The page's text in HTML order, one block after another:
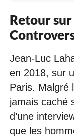
Retour
Jean-Luc
en 2018, sur
Paris. Malgré
jamais caché
d’une
que les